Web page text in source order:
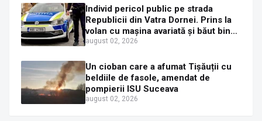
Individ pericol public pe strada
Republicii din Vatra Dornei. Prins la
volan cu mașina avariată și băut bine,
în plină zi
august 02, 2026
Un cioban care a afumat Tișăuții cu
beldiile de fasole, amendat de
pompierii ISU Suceava
august 02, 2026